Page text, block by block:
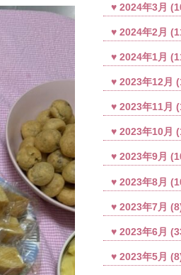
2024年3月
2024年2月
2024年1月
2023年12月
2023年11月
2023年10月
2023年9月
2023年8月
2023年7月
2023年6月
2023年5月